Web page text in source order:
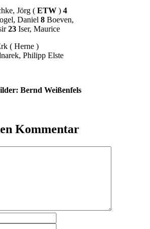
Jörg (ETW)4
Daniel8Boeven,
23Iser, Maurice
( Herne )
Philipp Elste
Bernd Weißenfels
Kommentar